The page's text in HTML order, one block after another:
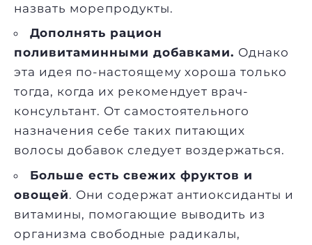
назвать морепродукты.
Дополнять рацион
поливитаминными добавками. Однако
эта идея по-настоящему хороша только
тогда, когда их рекомендует врач-
консультант. От самостоятельного
назначения себе таких питающих
волосы добавок следует воздержаться.
Больше есть свежих фруктов и
овощей. Они содержат антиоксиданты и
витамины, помогающие выводить из
организма свободные радикалы,